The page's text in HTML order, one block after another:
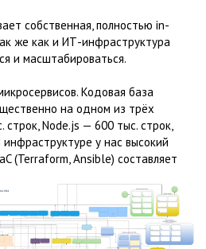
собственная, полностью in-
же как и ИТ-инфраструктура
и масштабироваться.
Кодовая база
на одном из трёх
Node.js — 600 тыс. строк,
у нас высокий
(Terraform, Ansible) составляет